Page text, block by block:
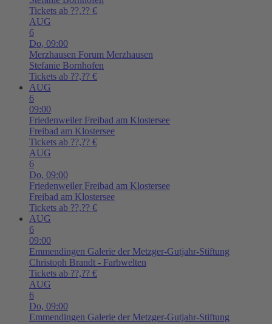
Tickets ab ??,?? €
AUG
6
Do, 09:00
Merzhausen Forum Merzhausen
Stefanie Bornhofen
Tickets ab ??,?? €
AUG
6
09:00
Friedenweiler Freibad am Klostersee
Freibad am Klostersee
Tickets ab ??,?? €
AUG
6
Do, 09:00
Friedenweiler Freibad am Klostersee
Freibad am Klostersee
Tickets ab ??,?? €
AUG
6
09:00
Emmendingen Galerie der Metzger-Gutjahr-Stiftung
Christoph Brandt - Farbwelten
Tickets ab ??,?? €
AUG
6
Do, 09:00
Emmendingen Galerie der Metzger-Gutjahr-Stiftung